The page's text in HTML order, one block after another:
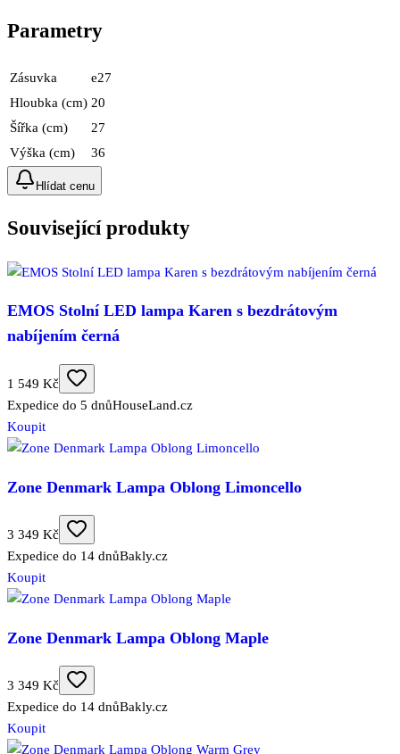
Parametry
Zásuvka
e27
Hloubka (cm) 20
Šířka (cm)
27
Výška (cm)
36
Hlídat cenu
Související produkty
EMOS Stolní LED lampa Karen s bezdrátovým
nabíjením černá
1 549 Kč
Expedice do 5 dnůHouseLand.cz
Koupit
Zone Denmark Lampa Oblong Limoncello
3 349 Kč
Expedice do 14 dnůBakly.cz
Koupit
Zone Denmark Lampa Oblong Maple
3 349 Kč
Expedice do 14 dnůBakly.cz
Koupit